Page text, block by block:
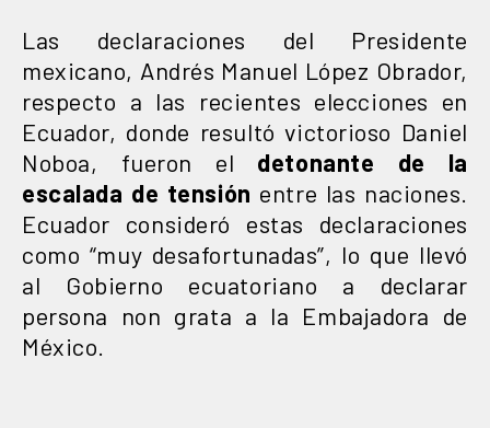
Las declaraciones del Presidente
mexicano, Andrés Manuel López Obrador,
respecto a las recientes elecciones en
Ecuador, donde resultó victorioso Daniel
Noboa, fueron el detonante de la
escalada de tensión entre las naciones.
Ecuador consideró estas declaraciones
como “muy desafortunadas”, lo que llevó
al Gobierno ecuatoriano a declarar
persona non grata a la Embajadora de
México.